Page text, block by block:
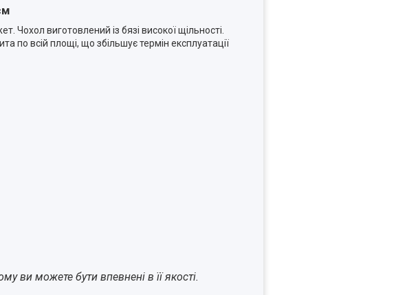
виготовлений із бязі високої щільності.
по всій площі, що збільшує термін експлуатації
ви можете бути впевнені в її якості.